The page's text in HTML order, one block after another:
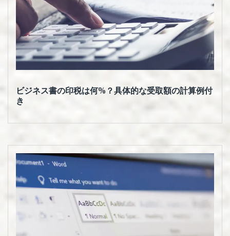
ビジネス書の印税は何%？具体的な受取額の計算例付
き